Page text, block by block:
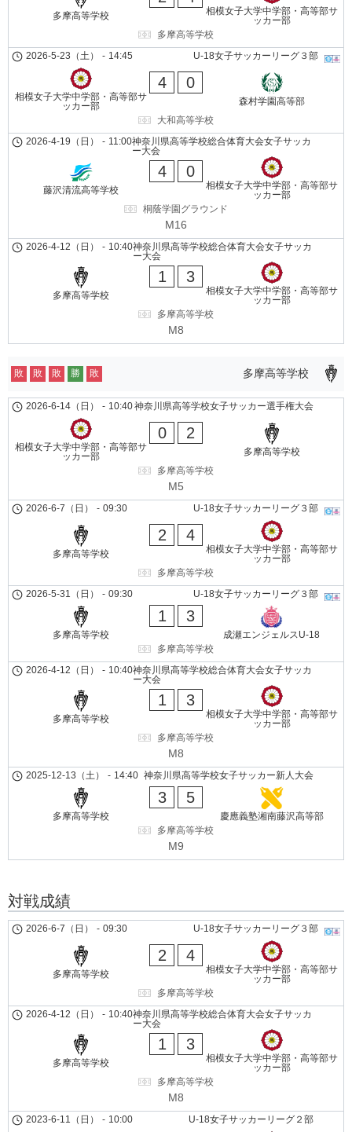
多摩高等学校
相模女子大学中学部・高等部サ
ッカー部
多摩高等学校
U-18女子サッカーリーグ３部
2026-5-23（土） - 14:45
相模女子大学中学部・高等部サ
ッカー部
4 0
森村学園高等部
大和高等学校
神奈川県高等学校総合体育大会女子サッカ
ー大会
2026-4-19（日） - 11:00
藤沢清流高等学校
4 0
相模女子大学中学部・高等部サ
ッカー部
桐蔭学園グラウンド
M16
神奈川県高等学校総合体育大会女子サッカ
ー大会
2026-4-12（日） - 10:40
多摩高等学校
1 3
相模女子大学中学部・高等部サ
ッカー部
多摩高等学校
M8
多摩高等学校
敗 敗 敗 勝 敗
神奈川県高等学校女子サッカー選手権大会
2026-6-14（日） - 10:40
相模女子大学中学部・高等部サ
ッカー部
0 2
多摩高等学校
多摩高等学校
M5
U-18女子サッカーリーグ３部
2026-6-7（日） - 09:30
多摩高等学校
2 4
相模女子大学中学部・高等部サ
ッカー部
多摩高等学校
U-18女子サッカーリーグ３部
2026-5-31（日） - 09:30
多摩高等学校
1 3
成瀬エンジェルスU-18
多摩高等学校
神奈川県高等学校総合体育大会女子サッカ
ー大会
2026-4-12（日） - 10:40
多摩高等学校
1 3
相模女子大学中学部・高等部サ
ッカー部
多摩高等学校
M8
神奈川県高等学校女子サッカー新人大会
2025-12-13（土） - 14:40
多摩高等学校
3 5
慶應義塾湘南藤沢高等部
多摩高等学校
M9
対戦成績
U-18女子サッカーリーグ３部
2026-6-7（日） - 09:30
多摩高等学校
2 4
相模女子大学中学部・高等部サ
ッカー部
多摩高等学校
神奈川県高等学校総合体育大会女子サッカ
ー大会
2026-4-12（日） - 10:40
多摩高等学校
1 3
相模女子大学中学部・高等部サ
ッカー部
多摩高等学校
M8
U-18女子サッカーリーグ２部
2023-6-11（日） - 10:00